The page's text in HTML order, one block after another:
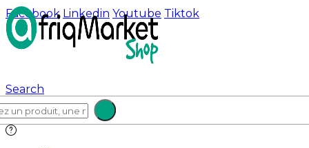
Facebook Linkedin Youtube Tiktok
Search